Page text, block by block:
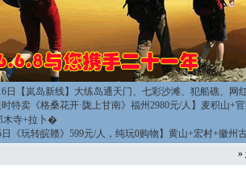
日【岚岛新线】大练岛通天门、七彩沙滩、犯船礁、网
时特卖《格桑花开·陇上甘南》福州2980元/人】麦积山+
木寺+拉卜�
日《玩转皖赣》599元/人，纯玩0购物】黄山+宏村+徽州
»